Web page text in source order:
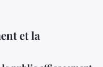
et la